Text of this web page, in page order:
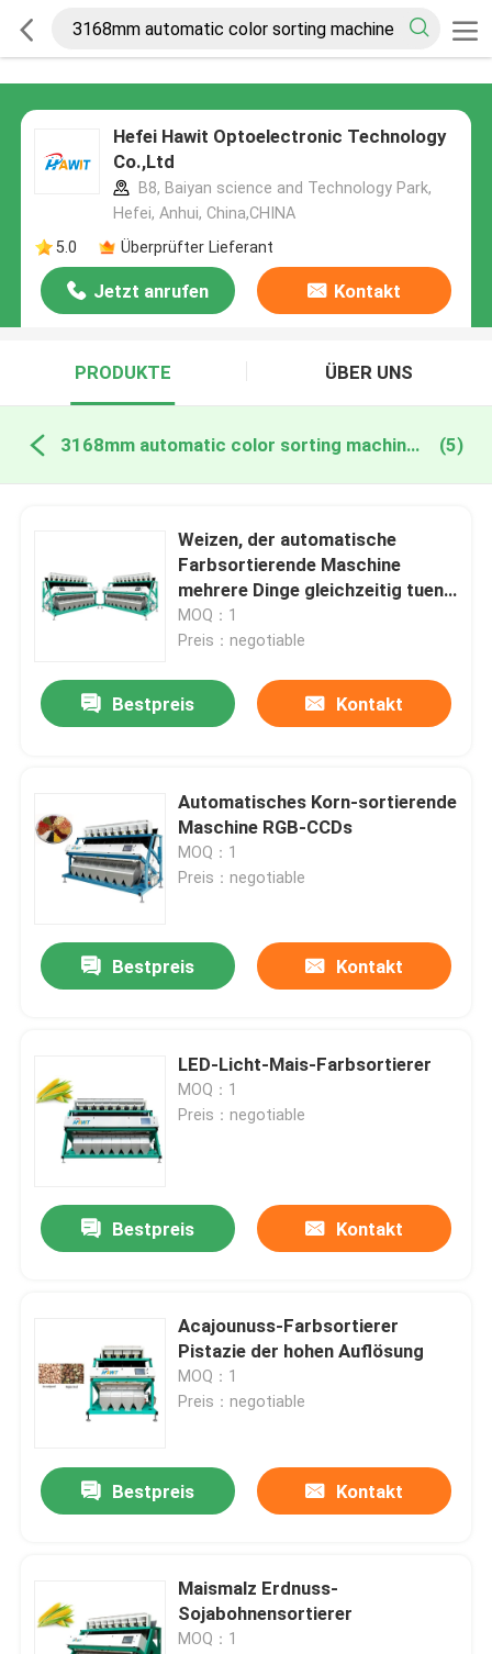
Hefei Hawit Optoelectronic Technology
Co.,Ltd
B8, Baiyan science and Technology Park,
Hefei, Anhui, China,CHINA
5.0
Überprüfter Lieferant
Jetzt anrufen Kontakt
PRODUKTE ÜBER UNS
3168mm automatic color sorting machine online manufacture (5)
Weizen, der automatische
Farbsortierende Maschine
mehrere Dinge gleichzeitig tuend
mahlt
MOQ：1
Preis：negotiable
Bestpreis Kontakt
Automatisches Korn-sortierende
Maschine RGB-CCDs
MOQ：1
Preis：negotiable
Bestpreis Kontakt
LED-Licht-Mais-Farbsortierer
MOQ：1
Preis：negotiable
Bestpreis Kontakt
Acajounuss-Farbsortierer
Pistazie der hohen Auflösung
MOQ：1
Preis：negotiable
Bestpreis Kontakt
Maismalz Erdnuss-
Sojabohnensortierer
MOQ：1